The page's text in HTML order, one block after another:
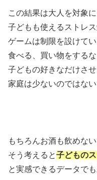
この結果は大人を対象に
子どもも使えるストレ
ゲームは制限を設けて
食べる、買い物をする
子どもの好きなだけさ
家庭は少ないのではな
もちろんお酒も飲めな
そう考えると子どもの
と実感できるデータでも